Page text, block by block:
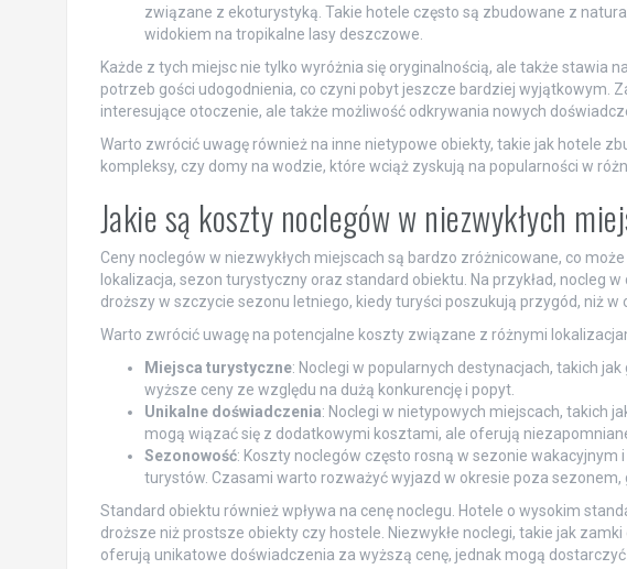
związane z ekoturystyką. Takie hotele często są zbudowane z
widokiem na tropikalne lasy deszczowe.
Każde z tych miejsc nie tylko wyróżnia się oryginalnością, ale także stawia
potrzeb gości udogodnienia, co czyni pobyt jeszcze bardziej wyjątkowym.
interesujące otoczenie, ale także możliwość odkrywania nowych
Warto zwrócić uwagę również na inne nietypowe obiekty, takie jak hotele
kompleksy, czy domy na wodzie, które wciąż zyskują na popularności w
Jakie są koszty noclegów w niezwykłych
Ceny noclegów w niezwykłych miejscach są bardzo zróżnicowane, co
lokalizacja, sezon turystyczny oraz standard obiektu. Na przykład, nocleg
droższy w szczycie sezonu letniego, kiedy turyści poszukują przygód, niż w
Warto zwrócić uwagę na potencjalne koszty związane z różnymi
Miejsca turystyczne: Noclegi w popularnych destynacjach, takich
wyższe ceny ze względu na dużą konkurencję i popyt.
Unikalne doświadczenia: Noclegi w nietypowych miejscach, takich
mogą wiązać się z dodatkowymi kosztami, ale oferują
Sezonowość: Koszty noclegów często rosną w sezonie
turystów. Czasami warto rozważyć wyjazd w okresie poza sezonem,
Standard obiektu również wpływa na cenę noclegu. Hotele o wysokim
droższe niż prostsze obiekty czy hostele. Niezwykłe noclegi, takie jak
oferują unikatowe doświadczenia za wyższą cenę, jednak mogą